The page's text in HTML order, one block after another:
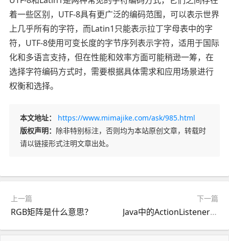
着一些区别，UTF-8具有更广泛的编码范围，可以表示世界
上几乎所有的字符，而Latin1只能表示拉丁字母表中的字
符，UTF-8使用可变长度的字节序列表示字符，适用于国际
化和多语言支持，但在性能和效率方面可能稍逊一筹，在
选择字符编码方式时，需要根据具体需求和应用场景进行
权衡和选择。
本文地址：
https://www.mimajike.com/ask/985.html
版权声明： 除非特别标注，否则均为本站原创文章，转载时
请以链接形式注明文章出处。
上一篇
RGB矩阵是什么意思？
下一篇
Java中的ActionListener是什么？